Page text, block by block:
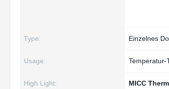
Type: Einzelnes
Usage: Temperatur-
High Light: MICC